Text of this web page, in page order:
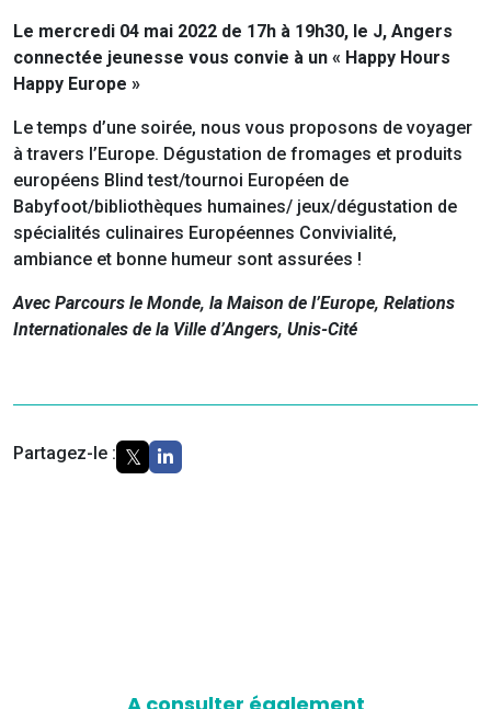
Le mercredi 04 mai 2022 de 17h à 19h30, le J, Angers
connectée jeunesse vous convie à un « Happy Hours
Happy Europe »
Le temps d’une soirée, nous vous proposons de voyager
à travers l’Europe. Dégustation de fromages et produits
européens Blind test/tournoi Européen de
Babyfoot/bibliothèques humaines/ jeux/dégustation de
spécialités culinaires Européennes Convivialité,
ambiance et bonne humeur sont assurées !
Avec Parcours le Monde, la Maison de l’Europe, Relations
Internationales de la Ville d’Angers, Unis-Cité
Partagez-le :